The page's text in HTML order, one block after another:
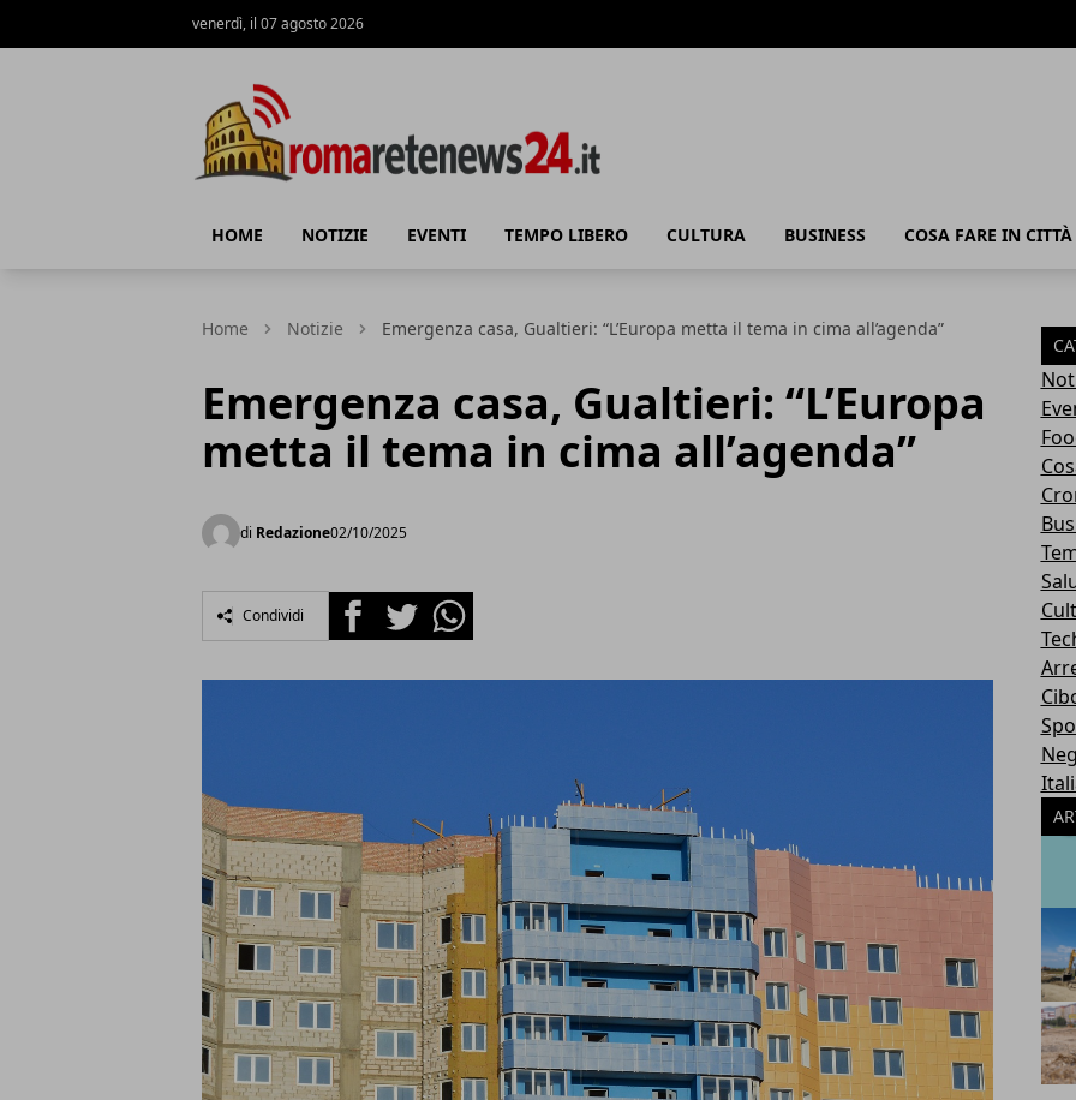
venerdì, il 07 agosto 2026
HOME NOTIZIE EVENTI TEMPO LIBERO CULTURA BUSINESS COSA FARE IN CITTÀ
Home Notizie Emergenza casa, Gualtieri: “L’Europa metta il tema in cima all’agenda”
Emergenza casa, Gualtieri: “L’Europa
metta il tema in cima all’agenda”
di Redazione02/10/2025
Condividi FacebookTwitterWhatsapp